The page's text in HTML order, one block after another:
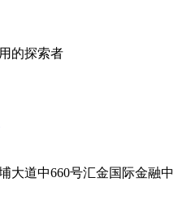
的探索者
大道中660号汇金国际金融中